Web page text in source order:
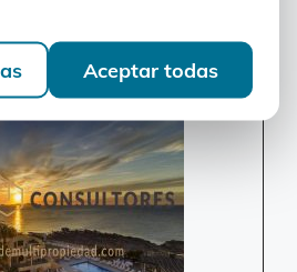
Peñíscola: Cancelar
sin Pagar Antes
Aceptar todas
Aceptar todas